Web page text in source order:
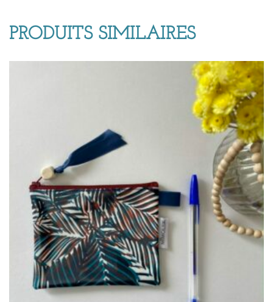
PRODUITS SIMILAIRES